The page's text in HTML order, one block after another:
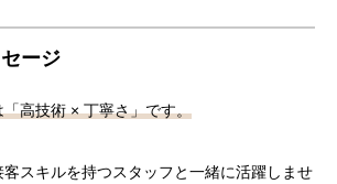
ージ
高技術 × 丁寧さ」です。
スキルを持つスタッフと一緒に活躍しませ